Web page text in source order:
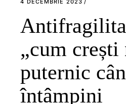
„cum crești
puternic
întâmpini